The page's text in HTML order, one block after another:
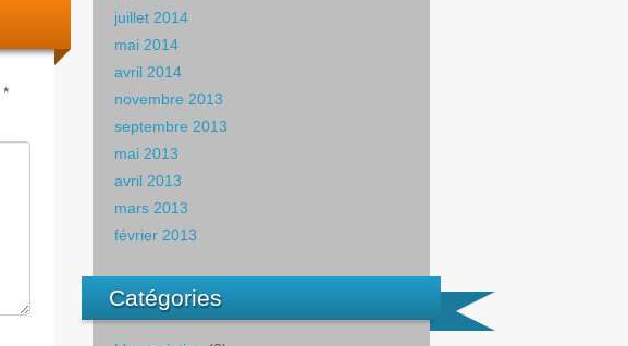
*
juillet 2014
mai 2014
avril 2014
novembre 2013
septembre 2013
mai 2013
avril 2013
mars 2013
février 2013
Catégories